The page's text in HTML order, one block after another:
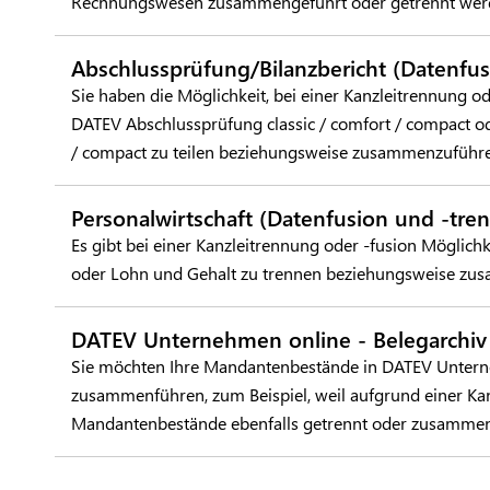
Abschlussprüfung/Bilanzbericht
Sie haben die Möglichkeit, bei einer Kanzleitrennung
DATEV Abschlussprüfung classic / comfort / compact
/ compact zu teilen beziehungsweise
Personalwirtschaft (Datenfusion und -
Es gibt bei einer Kanzleitrennung oder -fusion
oder Lohn und Gehalt zu trennen beziehungsweise
DATEV Unternehmen online - Belegarchiv
Sie möchten Ihre Mandantenbestände in DATEV
zusammenführen, zum Beispiel, weil aufgrund einer
Mandantenbestände ebenfalls getrennt oder